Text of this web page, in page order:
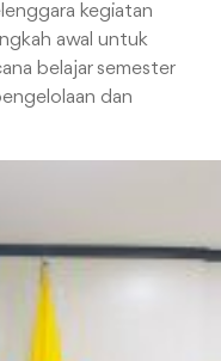
kegiatan
awal untuk
belajar semester
dan